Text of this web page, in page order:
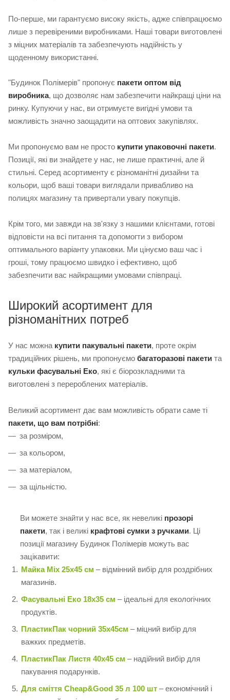
По-перше, ми гарантуємо високу якість, адже співпрацюємо
лише з перевіреними виробниками. Наші товари виготовлені
з міцних матеріалів та забезпечують надійність у
щоденному використанні.
"Будинок Полімерів" пропонує пакети оптом від
виробника, що дозволяє нам забезпечити найкращі ціни на
ринку. Купуючи у нас, ви отримуєте вигідні умови та
можливість значно заощадити на оптових закупівлях.
Ми пропонуємо вам не просто купити упаковочні пакети.
Позиції, які ви знайдете у нас, не лише практичні, але й
стильні. Серед асортименту є різноманітні дизайни та
кольори, щоб ваші товари виглядали привабливо на
полицях магазину та привертали увагу покупців.
Крім того, ми завжди на зв'язку з нашими клієнтами, готові
відповісти на всі питання та допомогти з вибором
оптимального варіанту упаковки. Ми цінуємо ваш час і
гроші, тому працюємо швидко і ефективно, щоб
забезпечити вас найкращими умовами співпраці.
Широкий асортимент для
різноманітних потреб
У нас можна купити пакувальні пакети, проте окрім
традиційних рішень, ми пропонуємо багаторазові пакети та
кульки фасувальні Еко, які є біорозкладними та
виготовлені з перероблених матеріалів.
Великий асортимент дає вам можливість обрати саме ті
пакети, що вам потрібні:
за розміром,
за кольором,
за матеріалом,
за щільністю.
Ви можете знайти у нас все, як невеликі прозорі
пакети, так і великі крафтові сумки з ручками. Ці
позиції магазину Будинок Полімерів можуть вас
зацікавити:
Майка Mix 25х45 см – відмінний вибір для роздрібних
магазинів.
Фасувальні Еко 18х35 см – ідеальні для екологічних
продуктів.
ПластикПак чорний 35х45см – міцний вибір для
важких предметів.
ПластикПак Листя 40х45 см – надійний вибір для
пакування подарунків.
Для сміття Cheap&Good 35 л 100 шт – економічний і